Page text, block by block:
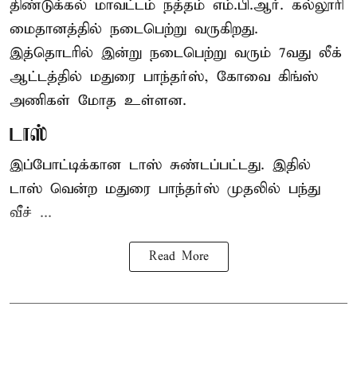
திண்டுக்கல் மாவட்டம் நத்தம் எம்.பி.ஆர். கல்லூரி
மைதானத்தில் நடைபெற்று வருகிறது.
இத்தொடரில் இன்று நடைபெற்று வரும் 7வது லீக்
ஆட்டத்தில் மதுரை பாந்தர்ஸ், கோவை கிங்ஸ்
அணிகள் மோத உள்ளன.
டாஸ்
இப்போட்டிக்கான டாஸ் சுண்டப்பட்டது. இதில்
டாஸ் வென்ற மதுரை பாந்தர்ஸ் முதலில் பந்து
வீச் ...
Read More